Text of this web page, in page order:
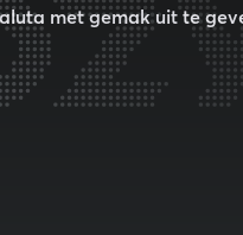
met gemak uit te